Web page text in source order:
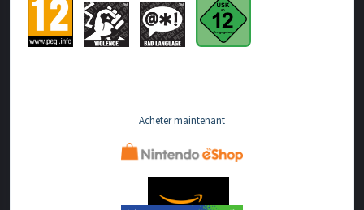
Acheter maintenant